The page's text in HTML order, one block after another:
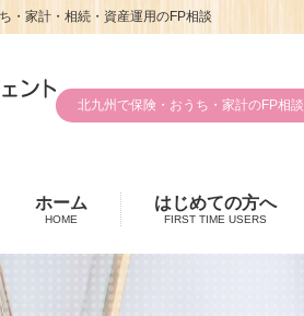
・家計・相続・資産運用のFP相談
北九州で保険・おうち・家計のFP相談
ホーム
HOME
はじめての方へ
FIRST TIME USERS